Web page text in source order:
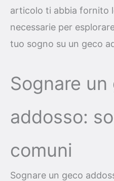
articolo ti abbia fornito
necessarie per
tuo sogno su un geco
Sognare un
addosso:
comuni
Sognare un geco